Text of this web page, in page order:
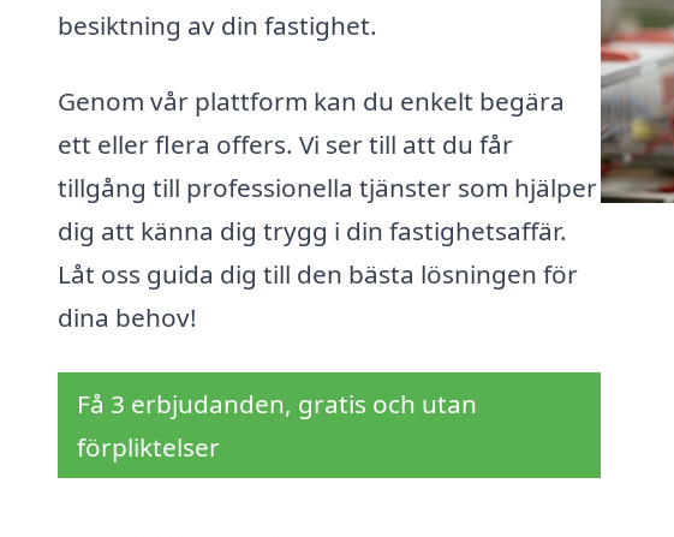
besiktning av din fastighet.
Genom vår plattform kan du enkelt begära
ett eller flera offers. Vi ser till att du får
tillgång till professionella tjänster som hjälper
dig att känna dig trygg i din fastighetsaffär.
Låt oss guida dig till den bästa lösningen för
dina behov!
Få 3 erbjudanden, gratis och utan
förpliktelser